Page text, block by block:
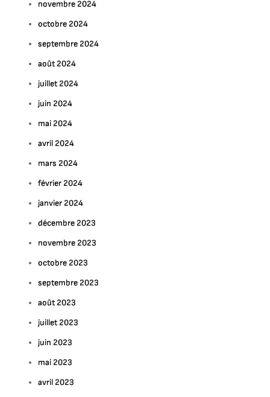
novembre 2024
octobre 2024
septembre 2024
août 2024
juillet 2024
juin 2024
mai 2024
avril 2024
mars 2024
février 2024
janvier 2024
décembre 2023
novembre 2023
octobre 2023
septembre 2023
août 2023
juillet 2023
juin 2023
mai 2023
avril 2023